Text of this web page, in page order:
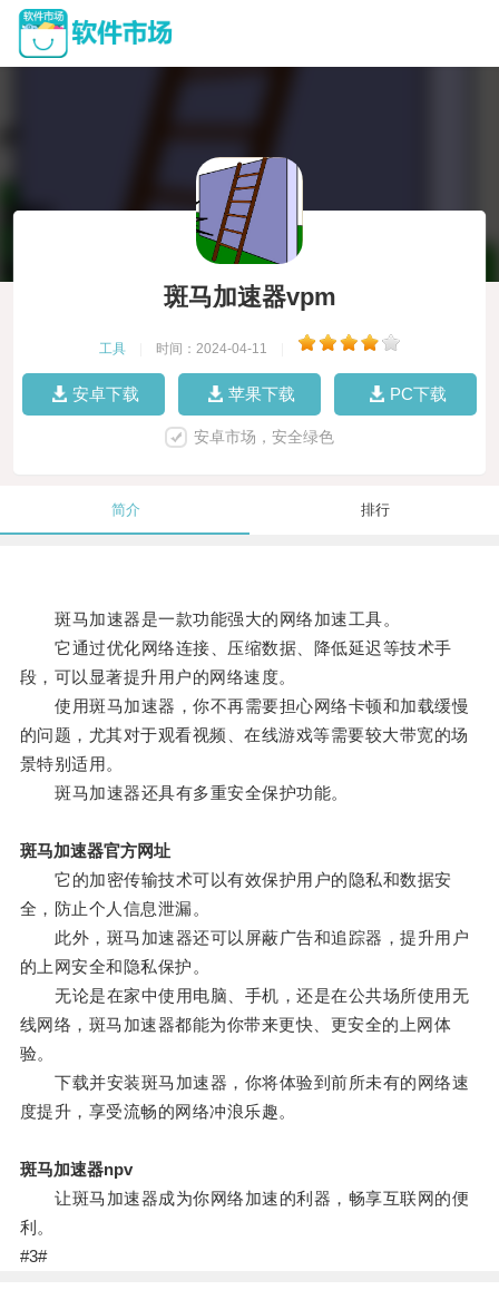
斑马加速器vpm
工具 时间：2024-04-11
安卓下载 苹果下载 PC下载
安卓市场，安全绿色
简介 排行
斑马加速器是一款功能强大的网络加速工具。
它通过优化网络连接、压缩数据、降低延迟等技术手
段，可以显著提升用户的网络速度。
使用斑马加速器，你不再需要担心网络卡顿和加载缓慢
的问题，尤其对于观看视频、在线游戏等需要较大带宽的场
景特别适用。
斑马加速器还具有多重安全保护功能。
斑马加速器官方网址
它的加密传输技术可以有效保护用户的隐私和数据安
全，防止个人信息泄漏。
此外，斑马加速器还可以屏蔽广告和追踪器，提升用户
的上网安全和隐私保护。
无论是在家中使用电脑、手机，还是在公共场所使用无
线网络，斑马加速器都能为你带来更快、更安全的上网体
验。
下载并安装斑马加速器，你将体验到前所未有的网络速
度提升，享受流畅的网络冲浪乐趣。
斑马加速器npv
让斑马加速器成为你网络加速的利器，畅享互联网的便
利。
#3#